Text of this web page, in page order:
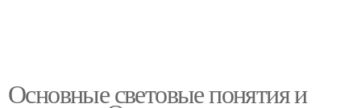
Основные световые понятия и